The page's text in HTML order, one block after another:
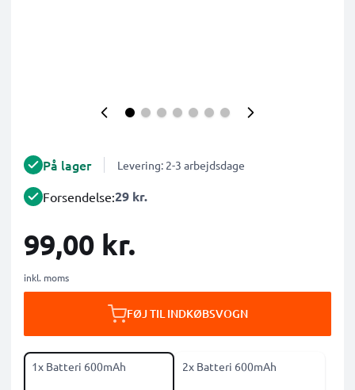
På lager Levering: 2-3 arbejdsdage
Forsendelse:29 kr.
99,00 kr.
inkl. moms
FØJ TIL INDKØBSVOGN
1x Batteri 600mAh 2x Batteri 600mAh